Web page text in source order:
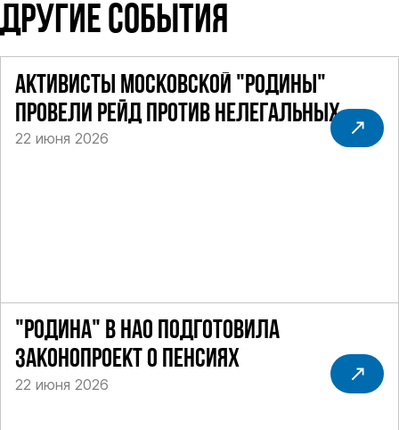
ДРУГИЕ СОБЫТИЯ
АКТИВИСТЫ МОСКОВСКОЙ "РОДИНЫ"
ПРОВЕЛИ РЕЙД ПРОТИВ НЕЛЕГАЛЬНЫХ
ТАКСИ
22 июня 2026
"РОДИНА" В НАО ПОДГОТОВИЛА
ЗАКОНОПРОЕКТ О ПЕНСИЯХ
22 июня 2026